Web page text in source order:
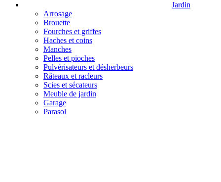
Jardin
Arrosage
Brouette
Fourches et griffes
Haches et coins
Manches
Pelles et pioches
Pulvérisateurs et désherbeurs
Râteaux et racleurs
Scies et sécateurs
Meuble de jardin
Garage
Parasol